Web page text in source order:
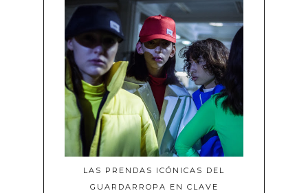
LAS PRENDAS ICÓNICAS DEL
GUARDARROPA EN CLAVE